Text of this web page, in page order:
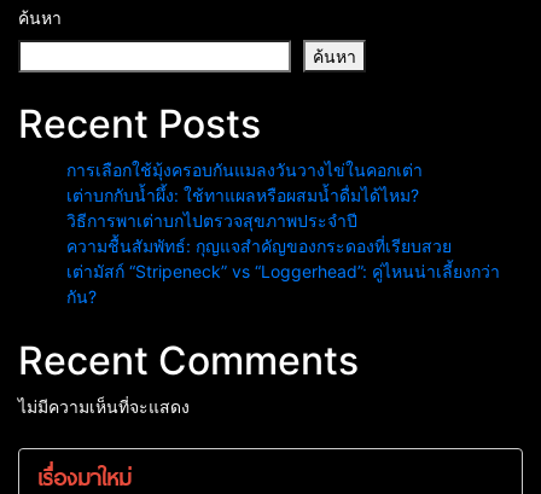
ค้นหา
ค้นหา
Recent Posts
การเลือกใช้มุ้งครอบกันแมลงวันวางไข่ในคอกเต่า
เต่าบกกับน้ำผึ้ง: ใช้ทาแผลหรือผสมน้ำดื่มได้ไหม?
วิธีการพาเต่าบกไปตรวจสุขภาพประจำปี
ความชื้นสัมพัทธ์: กุญแจสำคัญของกระดองที่เรียบสวย
เต่ามัสก์ “Stripeneck” vs “Loggerhead”: คู่ไหนน่าเลี้ยงกว่า
กัน?
Recent Comments
ไม่มีความเห็นที่จะแสดง
เรื่องมาใหม่